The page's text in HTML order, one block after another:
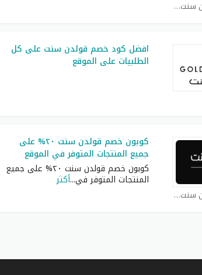
كوبون خصم قولدن سنت كوبون
افضل كود خصم قولدن سنت على كل
الطلبيات على الموقع
كوبون خصم قولدن سنت كوبون
كوبون خصم قولدن سنت ٢٠% على
جميع المنتجات المتوفر في الموقع
كوبون خصم قولدن سنت ٢٠% على جميع
المنتجات المتوفر في...أكثر